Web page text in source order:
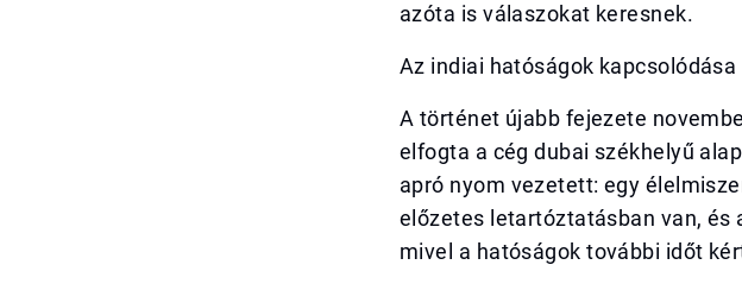
azóta is válaszokat keresnek.
Az indiai hatóságok kapcsolódása
A történet újabb fejezete
elfogta a cég dubai székhelyű
apró nyom vezetett: egy
előzetes letartóztatásban van,
mivel a hatóságok további időt